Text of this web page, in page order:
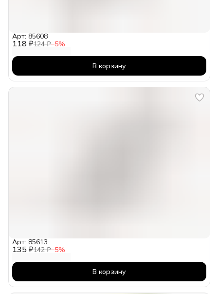
118 ₽124 ₽−5%
Арт: 85608
В корзину
135 ₽142 ₽−5%
Арт: 85613
В корзину